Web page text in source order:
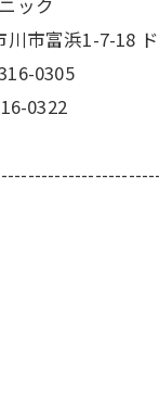
ック
川市富浜1-7-18
0305
0322